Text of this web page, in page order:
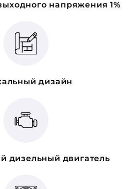
напряжения 1%
дизайн
дизельный двигатель